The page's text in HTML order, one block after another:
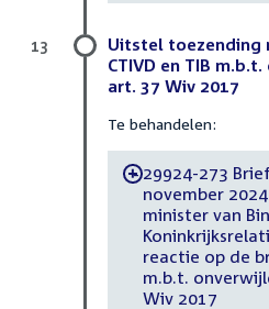
Uitstel toezending
CTIVD en TIB
art. 37 Wiv 2017
Te behandelen:
-29924-273
november
minister van
reactie op de
m.b.t.
Wiv 2017
13